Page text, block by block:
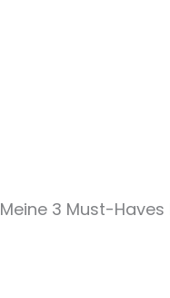
Meine 3 Must-